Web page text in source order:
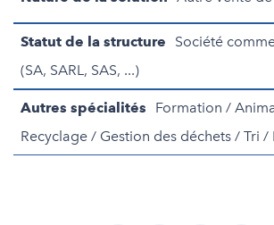
Statut de la structure
Société
(SA, SARL, SAS, ...)
Autres spécialités
Formation /
Recyclage / Gestion des déchets / Tri /